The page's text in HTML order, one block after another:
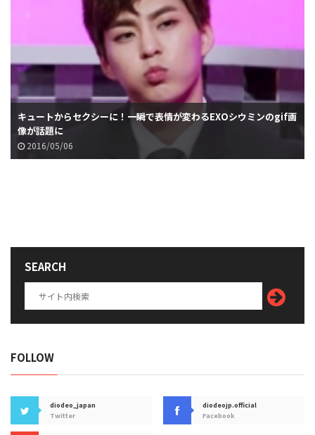
キュートからセクシーに！一瞬で表情が変わるEXOシウミンのgif画
像が話題に
2016/05/06
SEARCH
FOLLOW
diodeo_japan
Twitter
diodeojp.official
Facebook